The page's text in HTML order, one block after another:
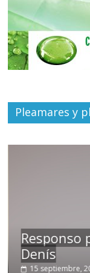
Pleamares y
Responso
Denís
15 septiembre,